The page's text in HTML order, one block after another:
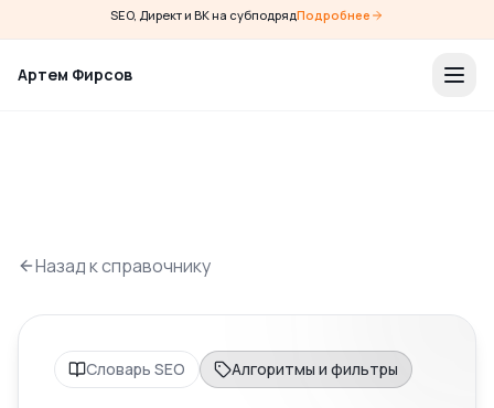
SEO, Директ и ВК на субподрядПодробнее
Артем Фирсов
Назад к справочнику
Словарь SEO Алгоритмы и фильтры